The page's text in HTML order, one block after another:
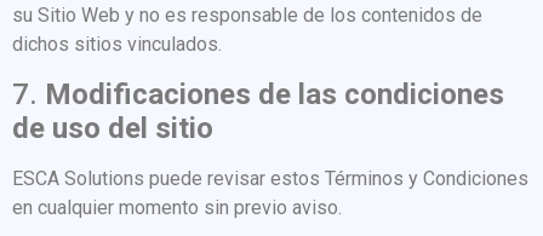
su Sitio Web y no es responsable de los contenidos de
dichos sitios vinculados.
7. Modificaciones de las condiciones
de uso del sitio
ESCA Solutions puede revisar estos Términos y Condiciones
en cualquier momento sin previo aviso.